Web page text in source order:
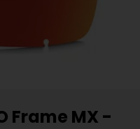
Frame MX -